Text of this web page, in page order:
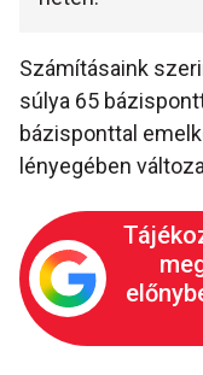
Számításaink
súlya 65
bázisponttal
lényegében